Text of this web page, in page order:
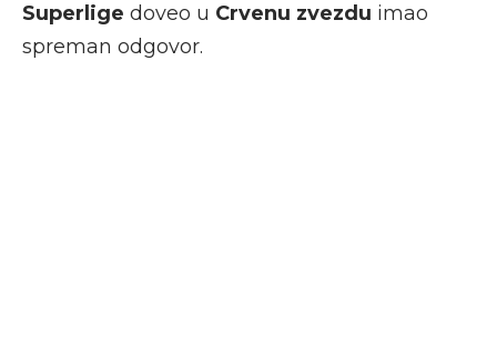
Superlige doveo u Crvenu zvezdu imao
spreman odgovor.